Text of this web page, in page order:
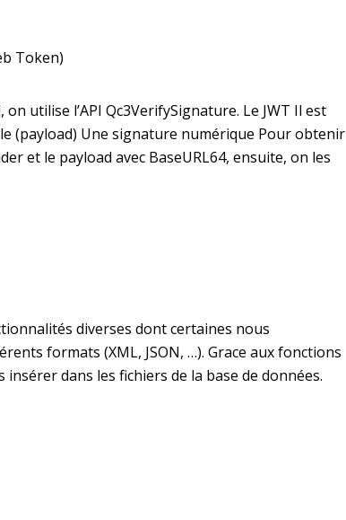
Token)
utilise l’API Qc3VerifySignature. Le JWT Il est
(payload) Une signature numérique Pour obtenir
et le payload avec BaseURL64, ensuite, on les
diverses dont certaines nous
formats (XML, JSON, …). Grace aux fonctions
dans les fichiers de la base de données.